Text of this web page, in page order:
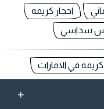
احجار كريمه
سداسي
كريمة في الامارات
+